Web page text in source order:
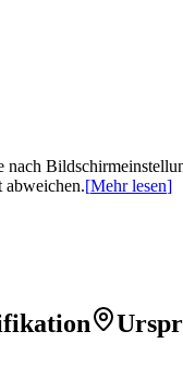
nach
abweichen.[Mehr lesen]